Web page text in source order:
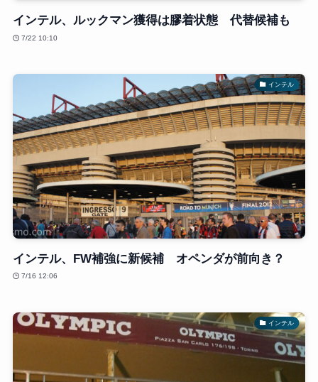
インテル、ルックマン獲得は膠着状態 代替候補も
7/22 10:10
インテル
インテル、FW補強に新候補 オペンダが前向き？
7/16 12:06
インテル